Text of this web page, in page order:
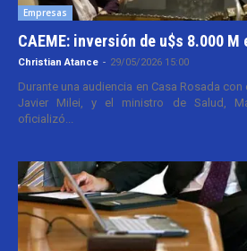
Empresas
CAEME: inversión de u$s 8.000 M
Christian Atance - 29/05/2026 15:00
Durante una audiencia en Casa Rosada
Javier Milei, y el ministro de Salud,
oficializó...